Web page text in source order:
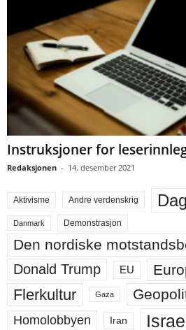
Instruksjoner for
Redaksjonen - 14. desember 2021
Aktivisme Andre verdenskrig
Danmark Demonstrasjon
Den nordiske
Donald Trump EU
Flerkultur Gaza
Homolobbyen Iran